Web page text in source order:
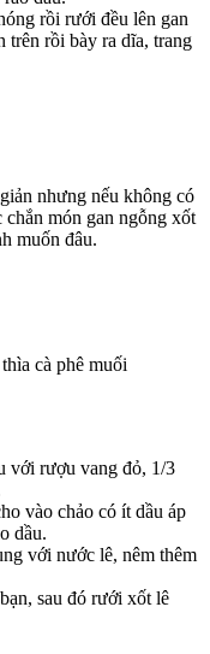
rồi rưới đều lên gan
trên rồi bày ra dĩa, trang
nhưng nếu không có
món gan ngỗng xốt
muốn đâu.
cà phê muối
với rượu vang đỏ, 1/3
vào chảo có ít dầu áp
dầu.
với nước lê, nêm thêm
sau đó rưới xốt lê